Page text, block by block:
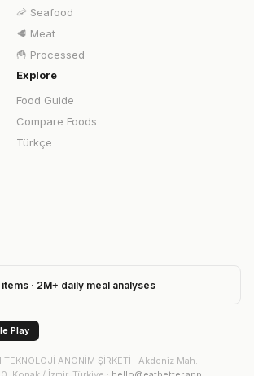
🦐 Seafood
🥩 Meat
🍟 Processed
Explore
Food Guide
Compare Foods
Türkçe
· 2M+ daily meal analyses
Play
TEKNOLOJİ ANONİM ŞİRKETİ · Akdeniz Mah.